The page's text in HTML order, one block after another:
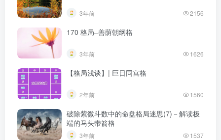
3年前 2156
170 格局–善荫朝纲格
3年前 1626
【格局浅谈】| 巨日同宫格
2年前 1560
破除紫微斗数中的命盘格局迷思(7)－解读极
端的马头带箭格
3年前 1537